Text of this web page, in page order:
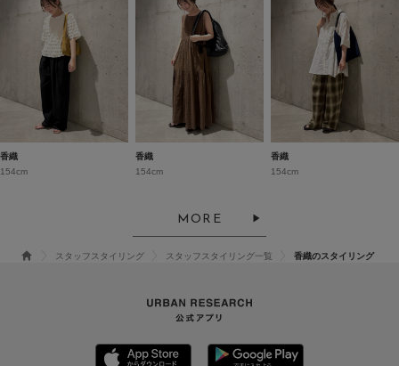
香織
154cm
香織
154cm
香織
154cm
MORE
スタッフスタイリング スタッフスタイリング一覧 香織のスタイリング